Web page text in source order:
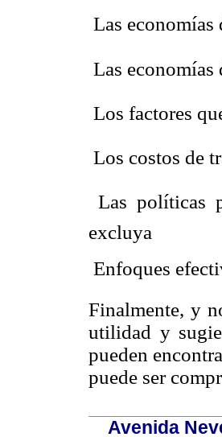
 Las
 Las
 Los factores
 Los costos
 Las
excluya
 Enfoques
Finalmente, y
utilidad y
pueden
puede ser
Avenida